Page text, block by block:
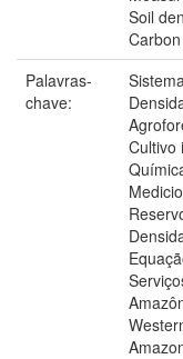
Soil
Palavras-
chave:
Cultivo